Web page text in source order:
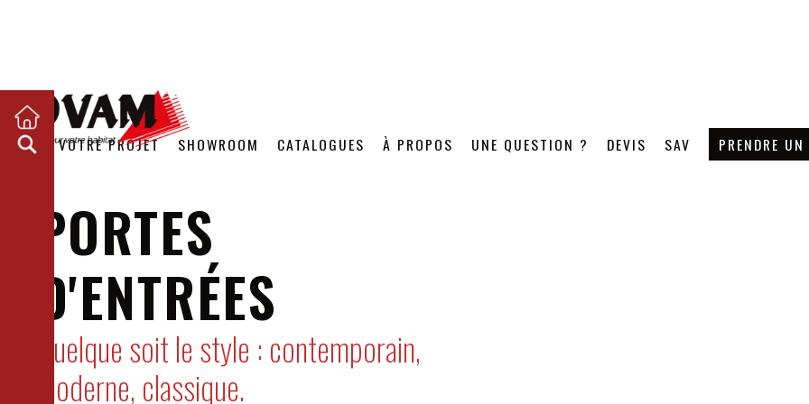
VOTRE PROJET SHOWROOM CATALOGUES À PROPOS UNE QUESTION ? DEVIS SAV PRENDRE
PORTES
D'ENTRÉES
Quelque soit le style : contemporain,
moderne, classique.